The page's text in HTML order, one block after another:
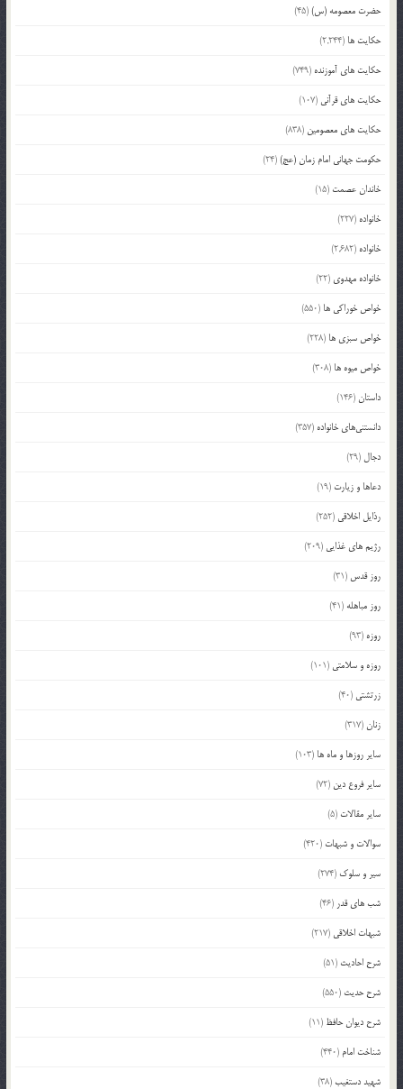
حضرت معصومه (س)(45)
حکایت ها (2,244)
حکایت های آموزنده (749)
حکایت های قرآنی (107)
حکایت های معصومین (838)
حکومت جهانی امام زمان (عج)(24)
خاندان عصمت (15)
خانواده (227)
خانواده (2,682)
خانواده مهدوی (22)
خواص خوراکی ها (550)
خواص سبزی ها (228)
خواص میوه ها (308)
داستان(146)
دانستنی‌های خانواده (357)
دجال (29)
دعاها و زیارت (19)
رذایل اخلاقی (252)
رژیم های غذایی (209)
روز قدس (31)
روز مباهله (41)
روزه (93)
روزه و سلامتی (101)
زرتشتی (40)
زنان(317)
سایر روزها و ماه ها (103)
سایر فروع دین (72)
سایر مقالات (5)
سوالات و شبهات (420)
سیر و سلوک (274)
شب های قدر (46)
شبهات اخلاقی (217)
شرح احادیث (51)
شرح حدیث (550)
شرح دیوان حافظ (11)
شناخت امام (440)
شهید دستغیب(38)